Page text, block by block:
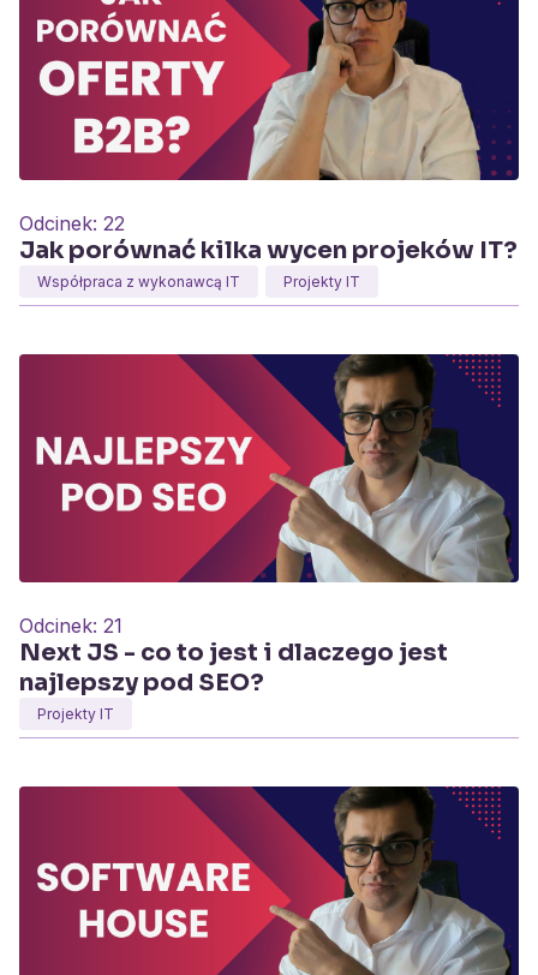
Odcinek: 22
Jak porównać kilka wycen projeków IT?
Współpraca z wykonawcą IT Projekty IT
Odcinek: 21
Next JS - co to jest i dlaczego jest
najlepszy pod SEO?
Projekty IT